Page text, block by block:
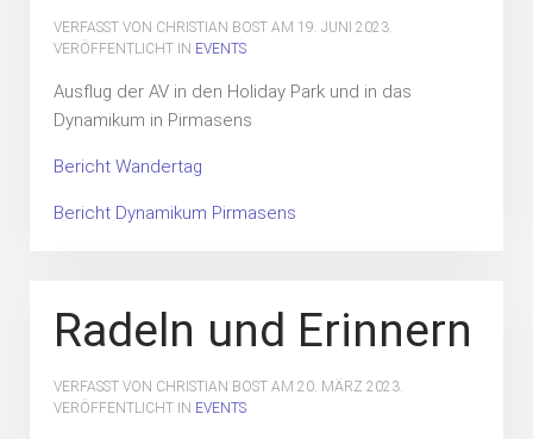
VERFASST VON CHRISTIAN BOST AM 19. JUNI 2023.
VERÖFFENTLICHT IN EVENTS
Ausflug der AV in den Holiday Park und in das
Dynamikum in Pirmasens
Bericht Wandertag
Bericht Dynamikum Pirmasens
Radeln und Erinnern
VERFASST VON CHRISTIAN BOST AM 20. MÄRZ 2023.
VERÖFFENTLICHT IN EVENTS